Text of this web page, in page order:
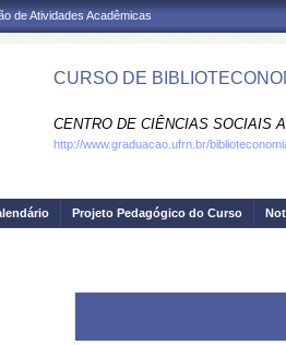
de Atividades Acadêmicas
CURSO DE
CENTRO DE CIÊNCIAS SOCIAIS
http://www.graduacao.ufrn.br/
Projeto Pedagógico do Curso